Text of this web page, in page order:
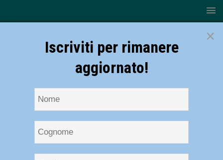
×
Iscriviti per rimanere
aggiornato!